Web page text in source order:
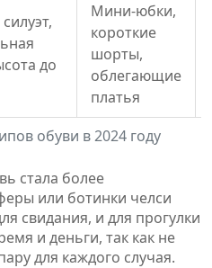
обуви в 2024 году
до
Мини-юбки,
короткие
шорты,
облегающие
платья
стала более
или ботинки челси
свидания, и для прогулки
и деньги, так как не
для каждого случая.